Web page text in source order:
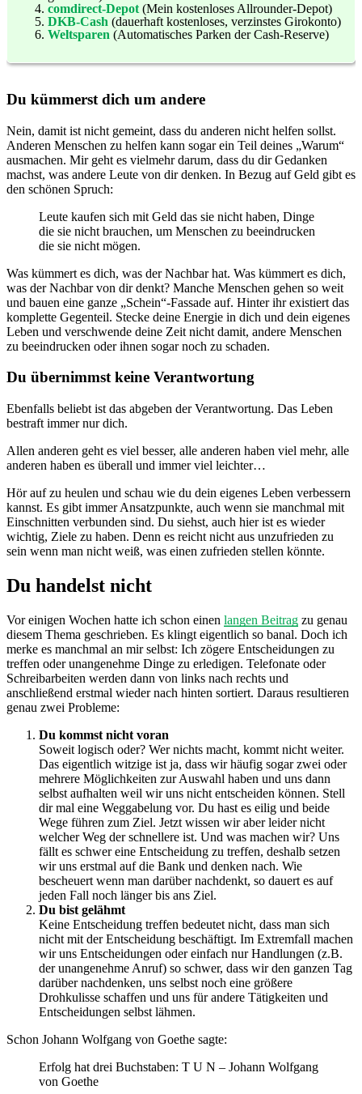
comdirect-Depot (Mein kostenloses Allrounder-Depot)
DKB-Cash (dauerhaft kostenloses, verzinstes Girokonto)
Weltsparen (Automatisches Parken der Cash-Reserve)
Du kümmerst dich um andere
Nein, damit ist nicht gemeint, dass du anderen nicht helfen sollst.
Anderen Menschen zu helfen kann sogar ein Teil deines „Warum“
ausmachen. Mir geht es vielmehr darum, dass du dir Gedanken
machst, was andere Leute von dir denken. In Bezug auf Geld gibt es
den schönen Spruch:
Leute kaufen sich mit Geld das sie nicht haben, Dinge
die sie nicht brauchen, um Menschen zu beeindrucken
die sie nicht mögen.
Was kümmert es dich, was der Nachbar hat. Was kümmert es dich,
was der Nachbar von dir denkt? Manche Menschen gehen so weit
und bauen eine ganze „Schein“-Fassade auf. Hinter ihr existiert das
komplette Gegenteil. Stecke deine Energie in dich und dein eigenes
Leben und verschwende deine Zeit nicht damit, andere Menschen
zu beeindrucken oder ihnen sogar noch zu schaden.
Du übernimmst keine Verantwortung
Ebenfalls beliebt ist das abgeben der Verantwortung. Das Leben
bestraft immer nur dich.
Allen anderen geht es viel besser, alle anderen haben viel mehr, alle
anderen haben es überall und immer viel leichter…
Hör auf zu heulen und schau wie du dein eigenes Leben verbessern
kannst. Es gibt immer Ansatzpunkte, auch wenn sie manchmal mit
Einschnitten verbunden sind. Du siehst, auch hier ist es wieder
wichtig, Ziele zu haben. Denn es reicht nicht aus unzufrieden zu
sein wenn man nicht weiß, was einen zufrieden stellen könnte.
Du handelst nicht
Vor einigen Wochen hatte ich schon einen langen Beitrag zu genau
diesem Thema geschrieben. Es klingt eigentlich so banal. Doch ich
merke es manchmal an mir selbst: Ich zögere Entscheidungen zu
treffen oder unangenehme Dinge zu erledigen. Telefonate oder
Schreibarbeiten werden dann von links nach rechts und
anschließend erstmal wieder nach hinten sortiert. Daraus resultieren
genau zwei Probleme:
Du kommst nicht voran
Soweit logisch oder? Wer nichts macht, kommt nicht weiter.
Das eigentlich witzige ist ja, dass wir häufig sogar zwei oder
mehrere Möglichkeiten zur Auswahl haben und uns dann
selbst aufhalten weil wir uns nicht entscheiden können. Stell
dir mal eine Weggabelung vor. Du hast es eilig und beide
Wege führen zum Ziel. Jetzt wissen wir aber leider nicht
welcher Weg der schnellere ist. Und was machen wir? Uns
fällt es schwer eine Entscheidung zu treffen, deshalb setzen
wir uns erstmal auf die Bank und denken nach. Wie
bescheuert wenn man darüber nachdenkt, so dauert es auf
jeden Fall noch länger bis ans Ziel.
Du bist gelähmt
Keine Entscheidung treffen bedeutet nicht, dass man sich
nicht mit der Entscheidung beschäftigt. Im Extremfall machen
wir uns Entscheidungen oder einfach nur Handlungen (z.B.
der unangenehme Anruf) so schwer, dass wir den ganzen Tag
darüber nachdenken, uns selbst noch eine größere
Drohkulisse schaffen und uns für andere Tätigkeiten und
Entscheidungen selbst lähmen.
Schon Johann Wolfgang von Goethe sagte:
Erfolg hat drei Buchstaben: T U N – Johann Wolfgang
von Goethe